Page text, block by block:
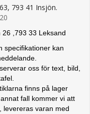
793 41 Insjön.
,793 33 Leksand
specifikationer kan
oss för text, bild,
finns på lager
fall kommer vi att
levereras varan med